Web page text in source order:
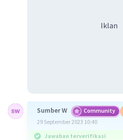
Iklan
Sumber W Community
29 September 2023 10:40
Jawaban terverifikasi